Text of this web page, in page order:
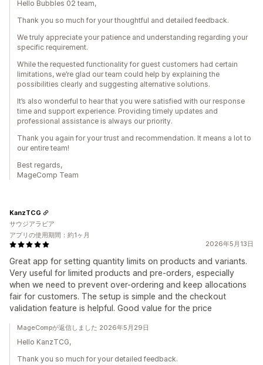
Hello Bubbles 02 team,
Thank you so much for your thoughtful and detailed feedback.
We truly appreciate your patience and understanding regarding your
specific requirement.
While the requested functionality for guest customers had certain
limitations, we’re glad our team could help by explaining the
possibilities clearly and suggesting alternative solutions.
It’s also wonderful to hear that you were satisfied with our response
time and support experience. Providing timely updates and
professional assistance is always our priority.
Thank you again for your trust and recommendation. It means a lot to
our entire team!
Best regards,
MageComp Team
2026年5月13日
Great app for setting quantity limits on products and variants.
Very useful for limited products and pre-orders, especially
when we need to prevent over-ordering and keep allocations
fair for customers. The setup is simple and the checkout
validation feature is helpful. Good value for the price
KanzTCG
サウジアラビア
アプリの使用期間：約1ヶ月
MageCompが返信しました 2026年5月29日
Hello KanzTCG,
Thank you so much for your detailed feedback.